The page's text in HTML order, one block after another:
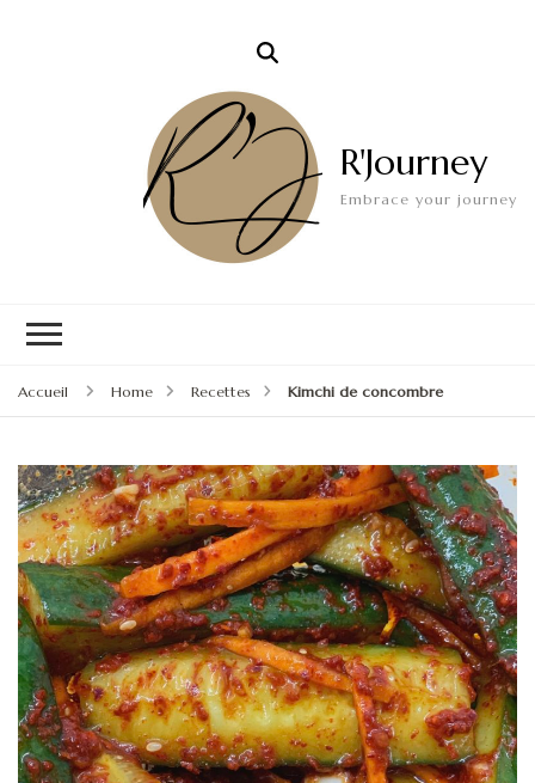
R'Journey
Embrace your journey
Accueil Home Recettes Kimchi de concombre